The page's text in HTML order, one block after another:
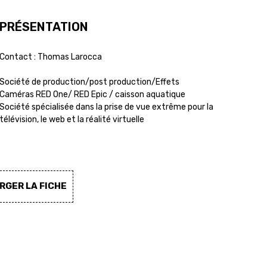
PRÉSENTATION
Contact : Thomas Larocca
Société de production/post production/Effets
Caméras RED One/ RED Epic / caisson aquatique
Société spécialisée dans la prise de vue extrême pour la
télévision, le web et la réalité virtuelle
LA FICHE